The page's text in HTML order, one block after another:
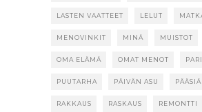
LASTEN VAATTEET LELUT
MENOVINKIT MINÄ MUISTOT
OMA ELÄMÄ OMAT MENOT
PUUTARHA PÄIVÄN ASU
RAKKAUS RASKAUS REMONTTI